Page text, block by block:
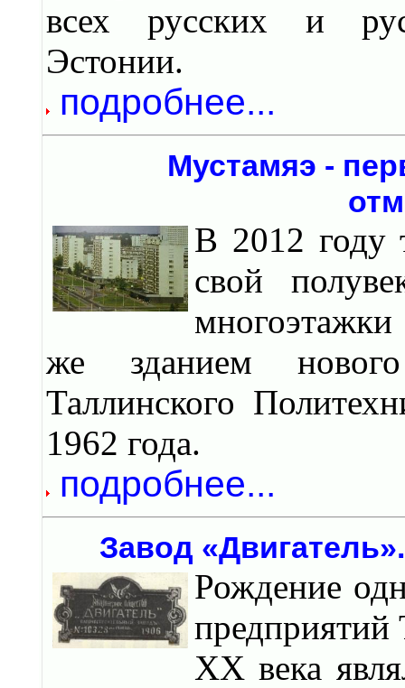
всех русских и
Эстонии.
подробнее...
Мустамяэ -
В 2012 году
свой
же зданием
Таллинского
1962 года.
подробнее...
Завод
Рождение
предприятий
XX века